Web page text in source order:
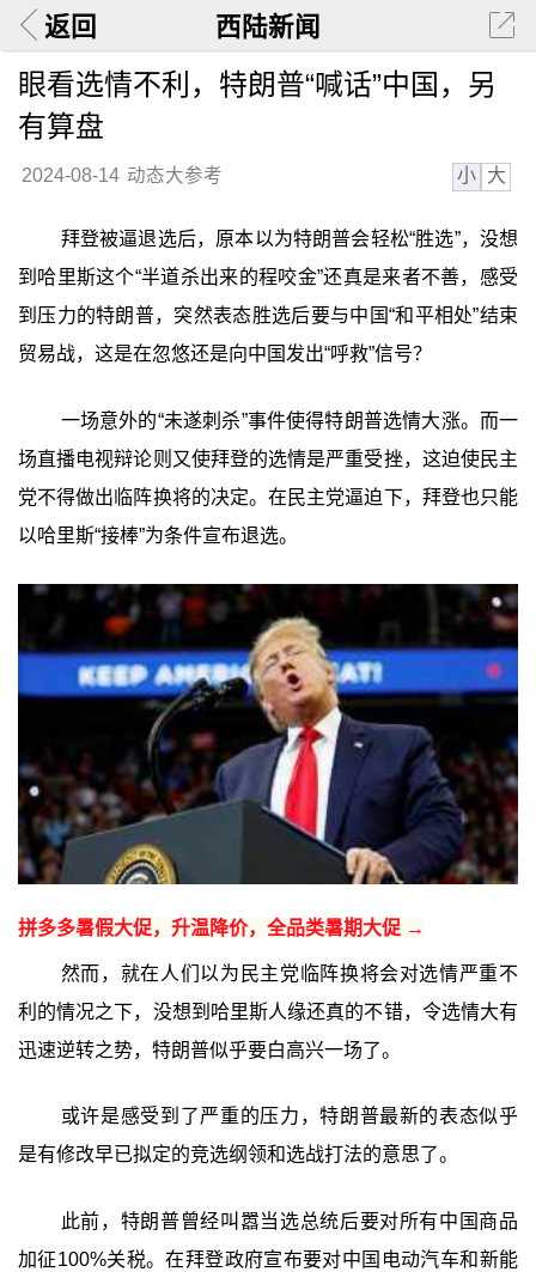
返回 西陆新闻
眼看选情不利，特朗普“喊话”中国，另
有算盘
2024-08-14 动态大参考 小 大
拜登被逼退选后，原本以为特朗普会轻松“胜选”，没想
到哈里斯这个“半道杀出来的程咬金”还真是来者不善，感受
到压力的特朗普，突然表态胜选后要与中国“和平相处”结束
贸易战，这是在忽悠还是向中国发出“呼救”信号？
一场意外的“未遂刺杀”事件使得特朗普选情大涨。而一
场直播电视辩论则又使拜登的选情是严重受挫，这迫使民主
党不得做出临阵换将的决定。在民主党逼迫下，拜登也只能
以哈里斯“接棒”为条件宣布退选。
拼多多暑假大促，升温降价，全品类暑期大促 →
然而，就在人们以为民主党临阵换将会对选情严重不
利的情况之下，没想到哈里斯人缘还真的不错，令选情大有
迅速逆转之势，特朗普似乎要白高兴一场了。
或许是感受到了严重的压力，特朗普最新的表态似乎
是有修改早已拟定的竞选纲领和选战打法的意思了。
此前，特朗普曾经叫嚣当选总统后要对所有中国商品
加征100%关税。在拜登政府宣布要对中国电动汽车和新能